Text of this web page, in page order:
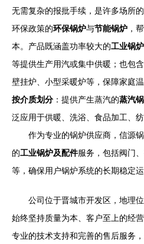
无需复杂的报批手续，是许多场所
环保政策的环保锅炉与节能锅炉 ，
本。产品既涵盖功率较大的工业锅炉
等提供生产用汽或集中供暖；也包
壁挂炉、小型采暖炉等，保障家庭温
按介质划分 ：提供产生蒸汽的蒸汽
泛应用于供暖、洗浴、食品加工、
作为专业的锅炉供应商，信源
的工业锅炉及配件服务，包括阀门
等，确保用户锅炉系统的长期稳定运
公司位于晋城市开发区，地理
始终坚持质量为本、客户至上的经
专业的技术支持和完善的售后服务